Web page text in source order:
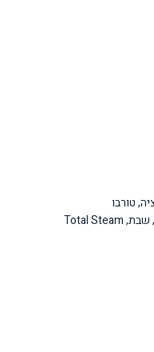
טורבו